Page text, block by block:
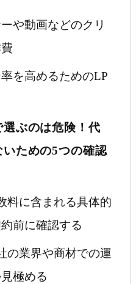
や動画などのクリ
を高めるためのLP
ぶのは危険！代
ための5つの確認
料に含まれる具体的
前に確認する
の業界や商材での運
極める